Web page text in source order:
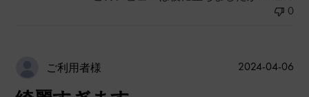
0
ご利用者様
公
2024-04-06